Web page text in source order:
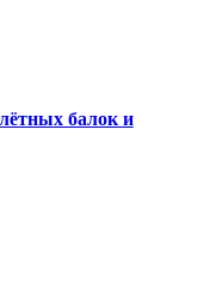
балок и